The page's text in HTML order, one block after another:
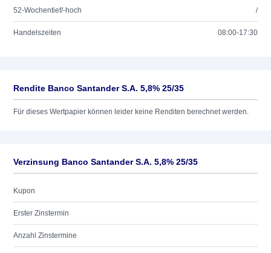
52-Wochentief/-hoch /
Handelszeiten 08:00-17:30
Rendite Banco Santander S.A. 5,8% 25/35
Für dieses Wertpapier können leider keine Renditen berechnet werden.
Verzinsung Banco Santander S.A. 5,8% 25/35
Kupon
Erster Zinstermin
Anzahl Zinstermine